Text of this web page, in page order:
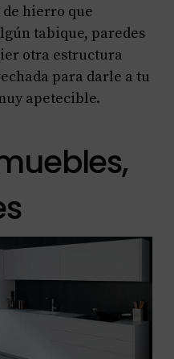
de hierro que
tabique, paredes
otra estructura
para darle a tu
apetecible.